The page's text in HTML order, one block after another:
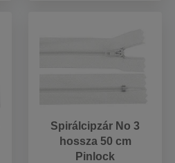
Spirálcipzár No 3
hossza 50 cm
Pinlock